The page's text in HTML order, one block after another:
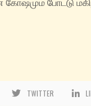
கோஷமும் போட்டு
TWITTER